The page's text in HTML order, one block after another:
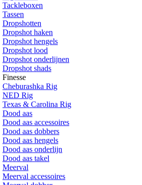
Tackleboxen
Tassen
Dropshotten
Dropshot haken
Dropshot hengels
Dropshot lood
Dropshot onderlijnen
Dropshot shads
Finesse
Cheburashka Rig
NED Rig
Texas & Carolina Rig
Dood aas
Dood aas accessoires
Dood aas dobbers
Dood aas hengels
Dood aas onderlijn
Dood aas takel
Meerval
Meerval accessoires